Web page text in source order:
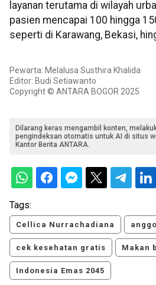
layanan terutama di wilayah
pasien mencapai 100 hingga
seperti di Karawang, Bekasi,
Pewarta: Melalusa Susthira Khalida
Editor: Budi Setiawanto
Copyright © ANTARA BOGOR 2025
Dilarang keras mengambil konten,
pengindeksan otomatis untuk AI di situs
Kantor Berita ANTARA.
Tags:
Cellica Nurrachadiana
cek kesehatan gratis Makan
Indonesia Emas 2045